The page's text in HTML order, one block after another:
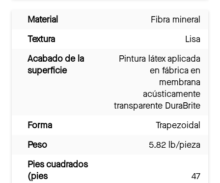
Material
Fibra mineral
Textura
Lisa
Acabado de la
superficie
Pintura látex aplicada
en fábrica en
membrana
acústicamente
transparente DuraBrite
Forma
Trapezoidal
Peso
5.82 lb/pieza
Pies cuadrados
(pies
47